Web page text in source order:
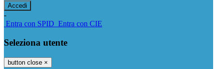
-
Entra con SPID Entra con CIE
Seleziona utente
button close ×